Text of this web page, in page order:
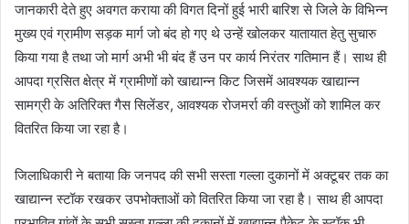
जानकारी देते हुए अवगत कराया की विगत दिनों हुई भारी बारिश से जिले के विभिन्न
मुख्य एवं ग्रामीण सड़क मार्ग जो बंद हो गए थे उन्हें खोलकर यातायात हेतु सुचारु
किया गया है तथा जो मार्ग अभी भी बंद हैं उन पर कार्य निरंतर गतिमान हैं। साथ ही
आपदा ग्रसित क्षेत्र में ग्रामीणों को खाद्यान्न किट जिसमें आवश्यक खाद्यान्न
सामग्री के अतिरिक्त गैस सिलेंडर, आवश्यक रोजमर्रा की वस्तुओं को शामिल कर
वितरित किया जा रहा है।
जिलाधिकारी ने बताया कि जनपद की सभी सस्ता गल्ला दुकानों में अक्टूबर तक का
खाद्यान्न स्टॉक रखकर उपभोक्ताओं को वितरित किया जा रहा है। साथ ही आपदा